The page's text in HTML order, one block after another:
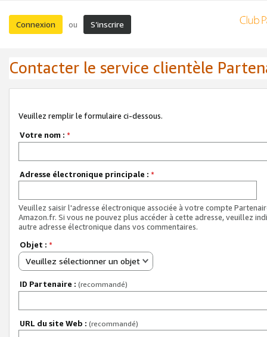
Connexion ou S’inscrire
Contacter le service clientèle
Veuillez remplir le formulaire ci-dessous.
Votre nom : *
Adresse électronique principale : *
Veuillez saisir l'adresse électronique associée à votre compte
Amazon.fr. Si vous ne pouvez plus accéder à cette adresse, veuillez
autre adresse électronique dans vos commentaires.
Objet : *
Veuillez sélectionner un objet
ID Partenaire : (recommandé)
URL du site Web : (recommandé)